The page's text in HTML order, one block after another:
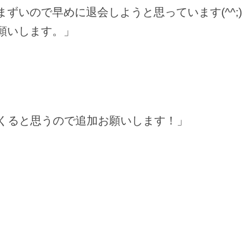
ずいので早めに退会しようと思っています(^^;)
します。」
と思うので追加お願いします！」